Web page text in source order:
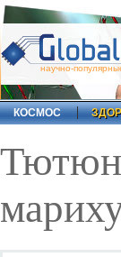
научно-
КОСМОС